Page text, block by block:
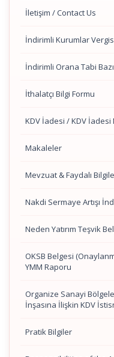
İletişim / Contact Us
İndirimli Kurumlar
İndirimli Orana Tabi
İthalatçı Bilgi Formu
KDV İadesi / KDV İadesi
Makaleler
Mevzuat & Faydalı
Nakdi Sermaye Artışı
Neden Yatırım Teşvik
OKSB Belgesi
YMM Raporu
Organize Sanayi
İnşasına İlişkin KDV
Pratik Bilgiler